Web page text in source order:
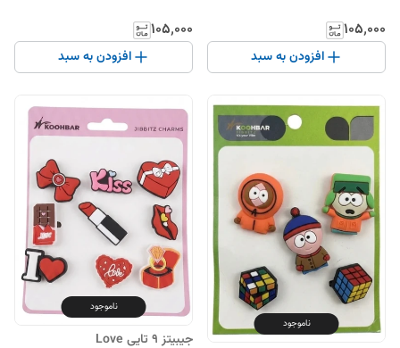
۱۰۵٬۰۰۰
افزودن به سبد
۱۰۵٬۰۰۰
افزودن به سبد
ناموجود
ناموجود
جیبیتز ۹ تایی Love